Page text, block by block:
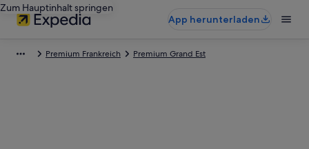
Zum Hauptinhalt springen
App herunterladen
Premium Frankreich Premium Grand Est